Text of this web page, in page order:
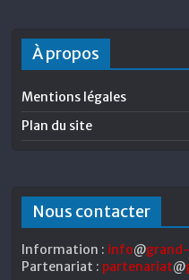
À propos
Mentions légales
Plan du site
Nous contacter
Information : info@
Partenariat : partenariat@